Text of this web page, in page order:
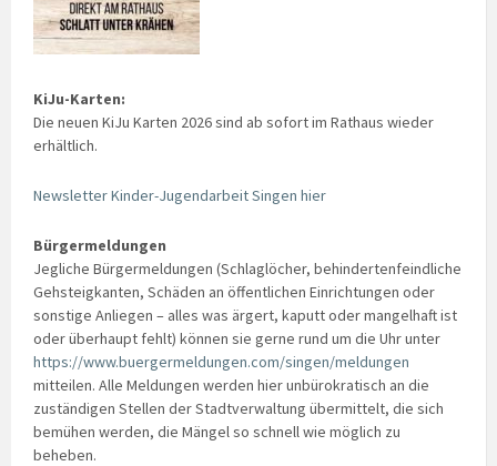
KiJu-Karten:
Die neuen KiJu Karten 2026 sind ab sofort im Rathaus wieder
erhältlich.
Newsletter Kinder-Jugendarbeit Singen hier
Bürgermeldungen
Jegliche Bürgermeldungen (Schlaglöcher, behindertenfeindliche
Gehsteigkanten, Schäden an öffentlichen Einrichtungen oder
sonstige Anliegen – alles was ärgert, kaputt oder mangelhaft ist
oder überhaupt fehlt) können sie gerne rund um die Uhr unter
https://www.buergermeldungen.com/singen/meldungen
mitteilen. Alle Meldungen werden hier unbürokratisch an die
zuständigen Stellen der Stadtverwaltung übermittelt, die sich
bemühen werden, die Mängel so schnell wie möglich zu
beheben.